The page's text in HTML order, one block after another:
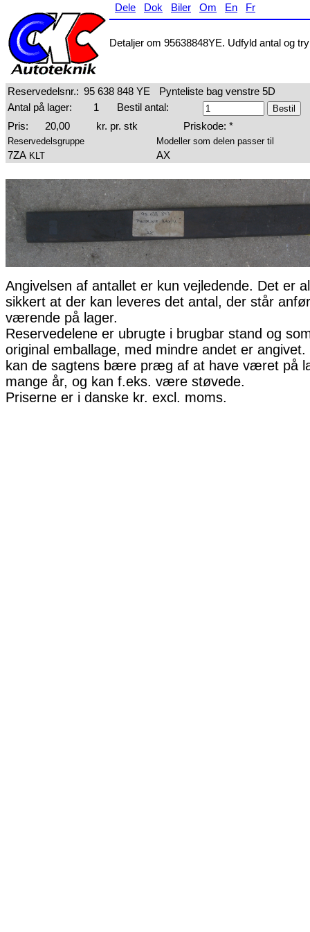
Dele Dok Biler Om En Fr
Detaljer om 95638848YE. Udfyld antal og
Reservedelsnr.: 95 638 848 YE
Pynteliste bag venstre 5D
Antal på lager:
1
Bestil antal:
Pris:
20,00 kr. pr. stk Priskode: *
Reservedelsgruppe Modeller som delen passer til
7ZA KLT AX
Angivelsen af antallet er kun vejledende. Det er
sikkert at der kan leveres det antal, der står
værende på lager.
Reservedelene er ubrugte i brugbar stand og
original emballage, med mindre andet er angivet.
kan de sagtens bære præg af at have været på
mange år, og kan f.eks. være støvede.
Priserne er i danske kr. excl. moms.